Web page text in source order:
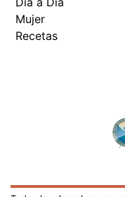
Mujer
Recetas